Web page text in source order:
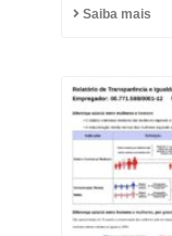
Saiba mais